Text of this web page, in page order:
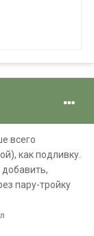
всего
как подливку.
пару-тройку